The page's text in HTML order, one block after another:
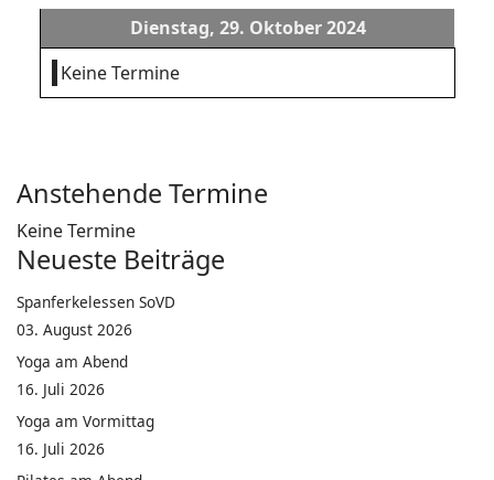
Dienstag, 29. Oktober 2024
Keine Termine
Anstehende Termine
Keine Termine
Neueste Beiträge
Spanferkelessen SoVD
03. August 2026
Yoga am Abend
16. Juli 2026
Yoga am Vormittag
16. Juli 2026